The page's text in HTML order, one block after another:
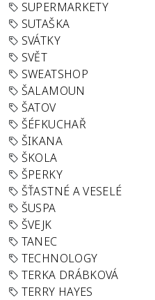
SUPERMARKETY
SUTAŠKA
SVÁTKY
SVĚT
SWEATSHOP
ŠALAMOUN
ŠATOV
ŠÉFKUCHAŘ
ŠIKANA
ŠKOLA
ŠPERKY
ŠŤASTNÉ A VESELÉ
ŠUSPA
ŠVEJK
TANEC
TECHNOLOGY
TERKA DRÁBKOVÁ
TERRY HAYES